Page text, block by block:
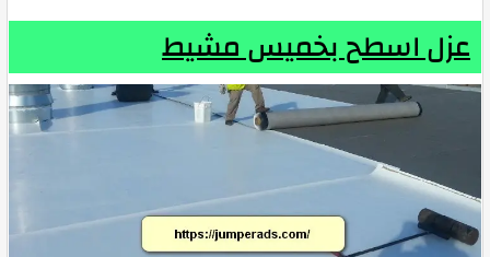
عزل اسطح بخميس مشيط